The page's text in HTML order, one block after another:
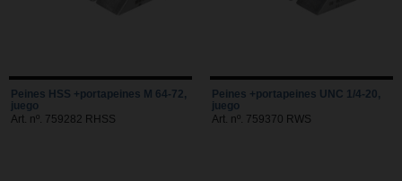
Peines HSS +portapeines M 64-72,
juego
Art. nº. 759282 RHSS
Peines +portapeines UNC 1/4-20,
juego
Art. nº. 759370 RWS